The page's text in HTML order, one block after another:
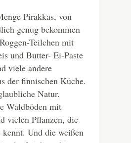
Pirakkas, von
genug bekommen
Teilchen mit
und Butter- Ei-Paste
viele andere
der finnischen Küche.
Natur.
Waldböden mit
vielen Pflanzen, die
Und die weißen